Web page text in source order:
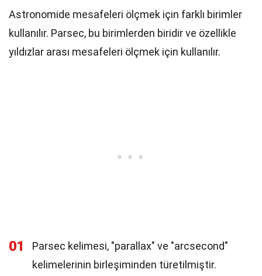
Astronomide mesafeleri ölçmek için farklı birimler
kullanılır. Parsec, bu birimlerden biridir ve özellikle
yıldızlar arası mesafeleri ölçmek için kullanılır.
01
Parsec kelimesi, "parallax" ve "arcsecond"
kelimelerinin birleşiminden türetilmiştir.